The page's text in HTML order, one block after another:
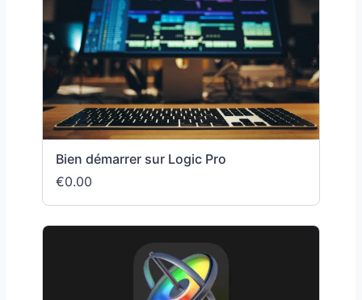
Bien démarrer sur Logic Pro
€0.00